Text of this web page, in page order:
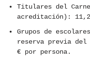
Titulares del
acreditación):
Grupos de
reserva previa del
€ por persona.